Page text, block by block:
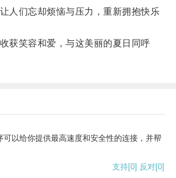
们忘却烦恼与压力，重新拥抱快乐
笑容和爱，与这美丽的夏日同呼
以给你提供最高速度和安全性的连接，并帮
支持[0] 反对[0]